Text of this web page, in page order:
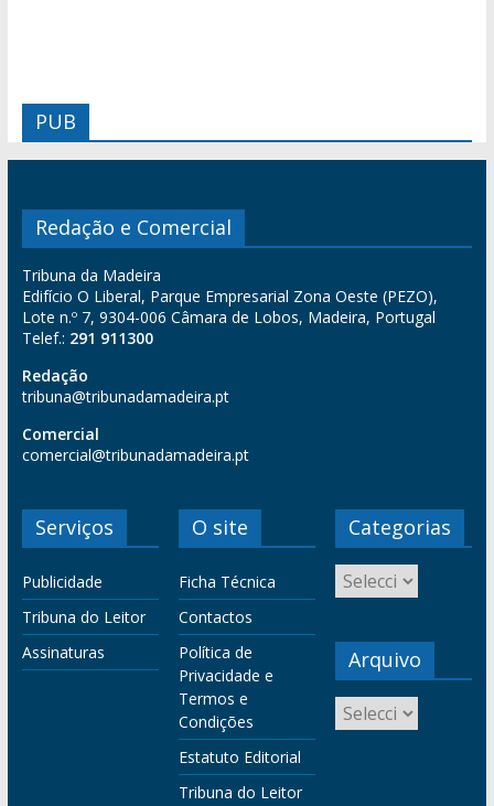
PUB
Redação e Comercial
Tribuna da Madeira
Edifício O Liberal, Parque Empresarial Zona Oeste (PEZO),
Lote n.º 7, 9304-006 Câmara de Lobos, Madeira, Portugal
Telef.: 291 911300
Redação
tribuna@tribunadamadeira.pt
Comercial
comercial@tribunadamadeira.pt
Serviços
Publicidade
Tribuna do Leitor
Assinaturas
O site
Ficha Técnica
Contactos
Política de
Privacidade e
Termos e
Condições
Estatuto Editorial
Tribuna do Leitor
Categorias
Arquivo